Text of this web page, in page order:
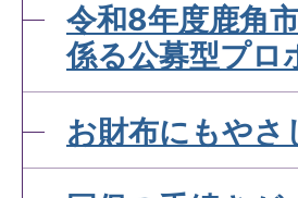
令和8年度鹿角
係る公募型プロ
お財布にもやさ